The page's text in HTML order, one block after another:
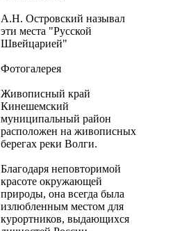
А.Н. Островский называл
эти места "Русской
Швейцарией"
Фотогалерея
Живописный край
Кинешемский
муниципальный район
расположен на живописных
берегах реки Волги.
Благодаря неповторимой
красоте окружающей
природы, она всегда была
излюбленным местом для
курортников, выдающихся